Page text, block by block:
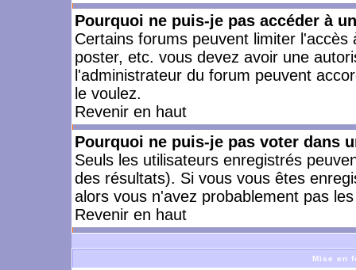
Pourquoi ne puis-je pas accéder à
Certains forums peuvent limiter
poster, etc. vous devez avoir une
l'administrateur du forum peuvent
le voulez.
Revenir en haut
Pourquoi ne puis-je pas voter dans
Seuls les utilisateurs enregistrés
des résultats). Si vous vous êtes
alors vous n'avez probablement pas
Revenir en haut
Mise en